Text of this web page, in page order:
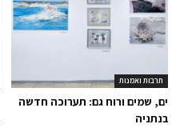
תרבות ואמנות
ים, שמים ורוח גם: תערוכה חדשה
בנתניה